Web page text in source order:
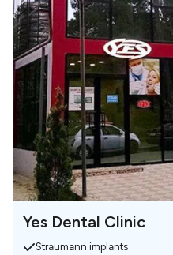
Yes Dental Clinic
Straumann implants